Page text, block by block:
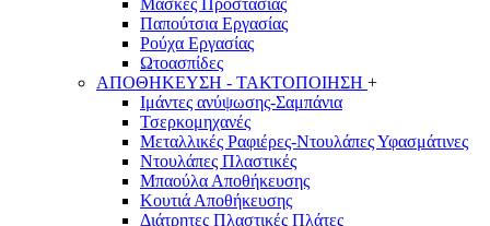
Μάσκες Προστασίας
Παπούτσια Εργασίας
Ρούχα Εργασίας
Ωτοασπίδες
ΑΠΟΘΗΚΕΥΣΗ - ΤΑΚΤΟΠΟΙΗΣΗ +
Ιμάντες ανύψωσης-Σαμπάνια
Τσερκομηχανές
Μεταλλικές Ραφιέρες-Ντουλάπες Υφασμάτινες
Ντουλάπες Πλαστικές
Μπαούλα Αποθήκευσης
Κουτιά Αποθήκευσης
Διάτρητες Πλαστικές Πλάτες